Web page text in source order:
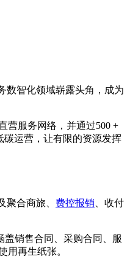
数智化领域崭露头角，成为
营服务网络，并通过500 +
碳运营，让有限的资源发挥
合商旅、 费控报销 、收付
销售合同、采购合同、服
用再生纸张。